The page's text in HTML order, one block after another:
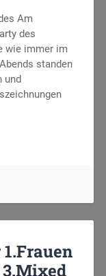
Am
des
wie immer im
standen
und
3.Mixed